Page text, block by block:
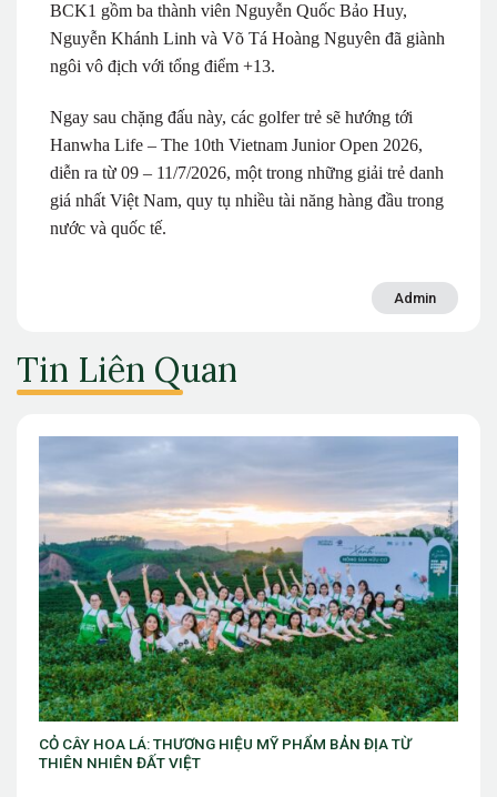
BCK1 gồm ba thành viên Nguyễn Quốc Bảo Huy,
Nguyễn Khánh Linh và Võ Tá Hoàng Nguyên đã giành
ngôi vô địch với tổng điểm +13.
Ngay sau chặng đấu này, các golfer trẻ sẽ hướng tới
Hanwha Life – The 10th Vietnam Junior Open 2026,
diễn ra từ 09 – 11/7/2026, một trong những giải trẻ danh
giá nhất Việt Nam, quy tụ nhiều tài năng hàng đầu trong
nước và quốc tế.
Admin
Tin Liên Quan
ĐỊA TỪ
VIB ra mắt chương trình “VIB Swing – Mở khóa đặc
làm chủ thời cuộc” với ưu đãi Golf lên đến 10 triệu